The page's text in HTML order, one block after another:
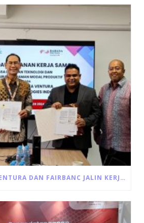
BAHANA ARTHA VENTURA DAN FAIRBANC JALIN KERJA SAMA PINJAMAN MODAL USAHA PRODUKTIF